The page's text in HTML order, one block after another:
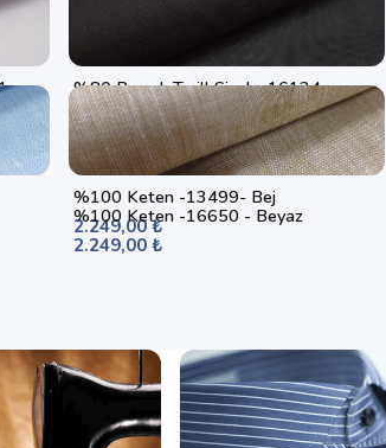
%80 Pamuk Twill Siyah- 16124
1.249,00 ₺
%100 Keten -13499- Bej
2.249,00 ₺
%100 Keten -16650 - Beyaz
2.249,00 ₺